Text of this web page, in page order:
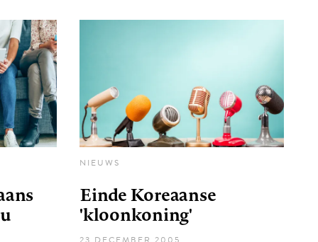
NIEUWS
Einde Koreaanse
'kloonkoning'